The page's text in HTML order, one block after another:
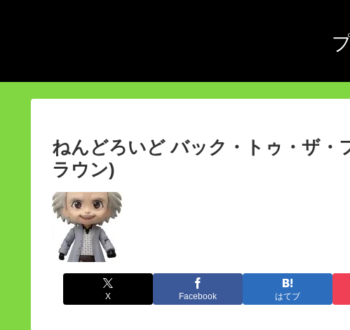
ねんどろいど バック・トゥ・ザ・
ラウン)
X Facebook はてブ